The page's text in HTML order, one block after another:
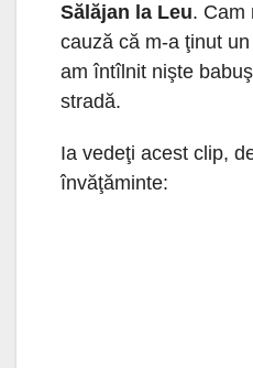
Sălăjan la Leu. Cam
cauză că m-a ţinut
am întîlnit nişte
stradă.
Ia vedeţi acest clip,
învăţăminte: